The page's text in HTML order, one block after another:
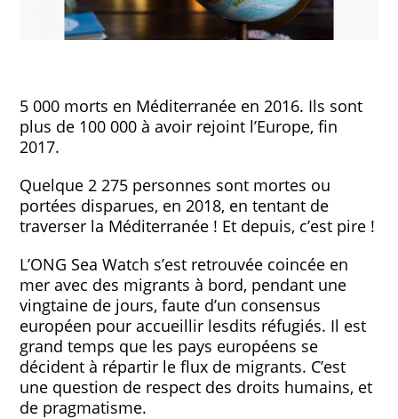
5 000 morts en Méditerranée en 2016. Ils sont
plus de 100 000 à avoir rejoint l’Europe, fin
2017.
Quelque 2 275 personnes sont mortes ou
portées disparues, en 2018, en tentant de
traverser la Méditerranée ! Et depuis, c’est pire !
L’ONG Sea Watch s’est retrouvée coincée en
mer avec des migrants à bord, pendant une
vingtaine de jours, faute d’un consensus
européen pour accueillir lesdits réfugiés. Il est
grand temps que les pays européens se
décident à répartir le flux de migrants. C’est
une question de respect des droits humains, et
de pragmatisme.